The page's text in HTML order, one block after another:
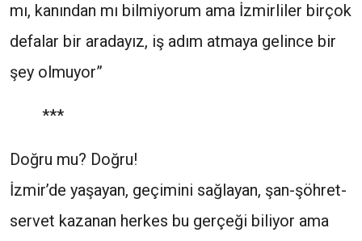
mı, kanından mı bilmiyorum ama İzmirliler birçok
defalar bir aradayız, iş adım atmaya gelince bir
şey olmuyor”
***
Doğru mu? Doğru!
İzmir’de yaşayan, geçimini sağlayan, şan-şöhret-
servet kazanan herkes bu gerçeği biliyor ama